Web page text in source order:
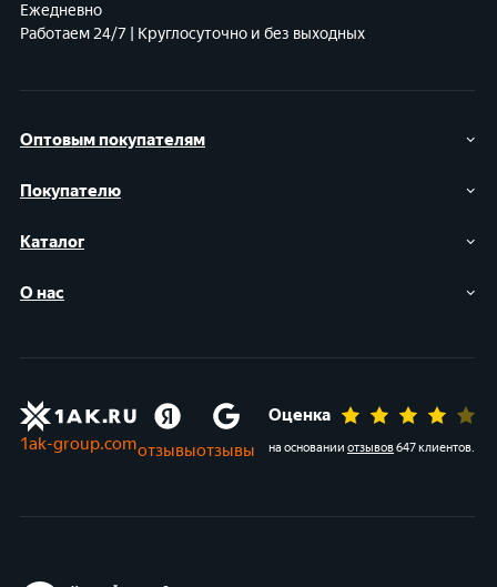
Оптовым покупателям
Покупателю
Каталог
О нас
Ежедневно
Работаем 24/7 | Круглосуточно и без выходных
1ak-group.comотзывыотзывы
Оценка
на основании отзывов647 клиентов.